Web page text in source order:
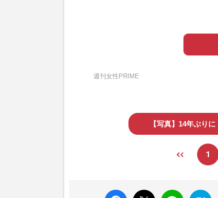
週刊女性PRIME
【写真】14年ぶり
1
faceboo
X ポス
LINE
はてな